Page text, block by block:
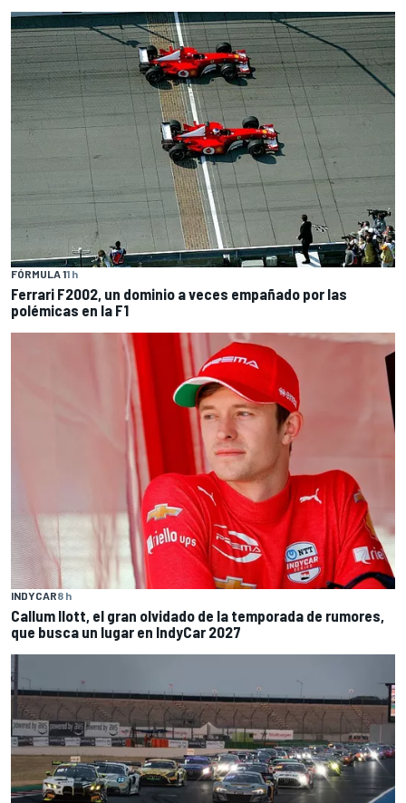
FÓRMULA 11 h
Ferrari F2002, un dominio a veces empañado por las
polémicas en la F1
INDYCAR8 h
Callum Ilott, el gran olvidado de la temporada de rumores,
que busca un lugar en IndyCar 2027